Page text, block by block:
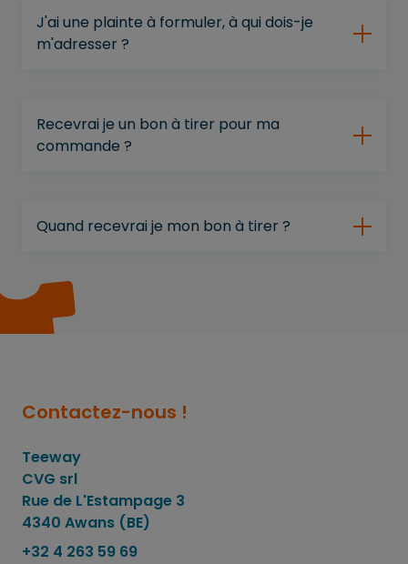
J'ai une plainte à formuler, à qui dois-je
m'adresser ?
Recevrai je un bon à tirer pour ma
commande ?
Quand recevrai je mon bon à tirer ?
Contactez-nous !
Teeway
CVG srl
Rue de L'Estampage 3
4340 Awans (BE)
+32 4 263 59 69